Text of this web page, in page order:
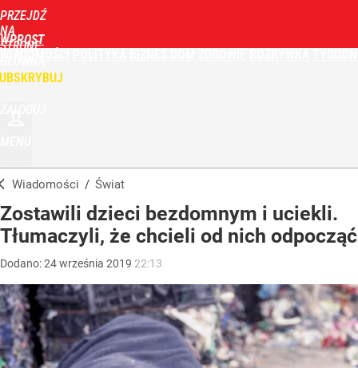
PRZEJDŹ
NA
STRONĘ
WPROST
Wiadomości / Świat
Zostawili dzieci bezdomnym i uciekli.
Tłumaczyli, że chcieli od nich odpocząć
Dodano:24września 2019 22:13